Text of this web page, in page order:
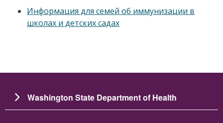
Информация для семей об иммунизации в
школах и детских садах
Washington State Department of Health